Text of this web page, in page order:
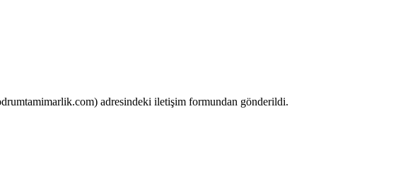
adresindeki iletişim formundan gönderildi.